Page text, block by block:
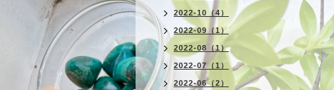
2022-10（4）
2022-09（1）
2022-08（1）
2022-07（1）
2022-06（2）